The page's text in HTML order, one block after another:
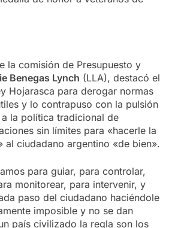
la comisión de Presupuesto y
Benegas Lynch (LLA), destacó el
Hojarasca para derogar normas
y lo contrapuso con la pulsión
la política tradicional de
sin límites para «hacerle la
al ciudadano argentino «de bien».
para guiar, para controlar,
monitorear, para intervenir, y
paso del ciudadano haciéndole
imposible y no se dan
país civilizado la regla son los